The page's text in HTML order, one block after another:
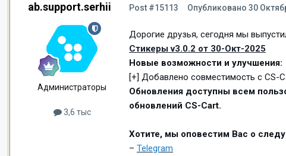
ab.support.serhii
Администраторы
3,6 тыс
Post #15113 Опубликовано 30
Дорогие друзья, сегодня мы
Стикеры v3.0.2 от 30-Окт-2025
Новые возможности и улучшения:
[+] ‎Добавлено совместимость с CS-
Обновления доступны всем
обновлений CS-Cart.
Хотите, мы оповестим Вас о
– Telegram